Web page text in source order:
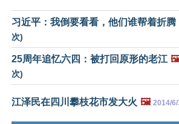
习近平：我倒要看看，他们谁帮着折腾
次)
25周年追忆六四：被打回原形的老江
次)
江泽民在四川攀枝花市发大火 🖼️ 2014/6/